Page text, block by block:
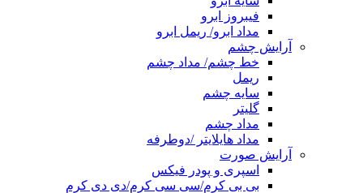
فیبروز ابرو
مداد ابرو/ ریمل ابرو
آرایش چشم
خط چشم/ مداد چشم
ریمل
سایه چشم
گلیتر
مداد چشم
مداد هایلایتر /دوطرفه
آرایش صورت
اسپری و پودر فیکس
بی بی کرم/سی سی کرم/دی دی کرم